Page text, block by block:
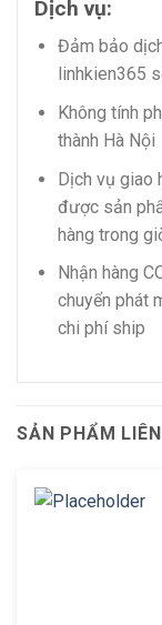
Dịch vụ:
Đảm bảo
linhkien365
Không tính
thành Hà Nội
Dịch vụ giao
được sản
hàng trong
Nhận hàng
chuyển phát
chi phí ship
SẢN PHẨM